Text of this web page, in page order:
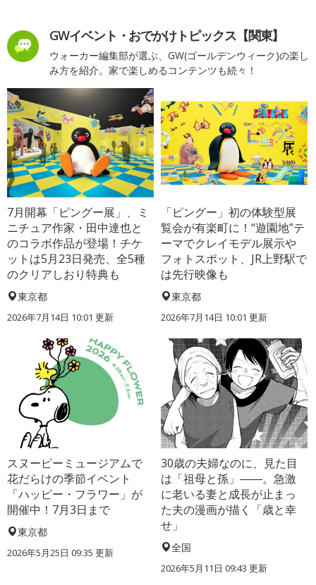
GWイベント・おでかけトピックス【関東】
ウォーカー編集部が選ぶ、GW(ゴールデンウィーク)の楽し
み方を紹介。家で楽しめるコンテンツも続々！
7月開幕「ピングー展」、ミ
ニチュア作家・田中達也と
のコラボ作品が登場！チケ
ットは5月23日発売、全5種
のクリアしおり特典も
東京都
2026年7月14日 10:01 更新
「ピングー」初の体験型展
覧会が有楽町に！“遊園地”テ
ーマでクレイモデル展示や
フォトスポット、JR上野駅で
は先行映像も
東京都
2026年7月14日 10:01 更新
スヌーピーミュージアムで
花だらけの季節イベント
「ハッピー・フラワー」が
開催中！7月3日まで
東京都
2026年5月25日 09:35 更新
30歳の夫婦なのに、見た目
は「祖母と孫」――。急激
に老いる妻と成長が止まっ
た夫の漫画が描く「歳と幸
せ」
全国
2026年5月11日 09:43 更新